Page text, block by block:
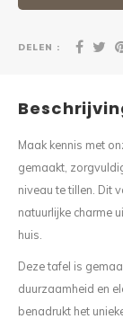
DELEN :
Maak kennis met
gemaakt,
niveau te tillen. Dit
natuurlijke charme
huis.
Deze tafel is
duurzaamheid en
benadrukt het